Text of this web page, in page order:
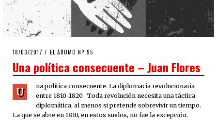
POSTED
18/03/2017 EL AROMO Nº 95
Una política consecuente – Juan Flores
U
na política consecuente. La diplomacia revolucionaria
entre 1810-1820 Toda revolución necesita una táctica
diplomática, al menos si pretende sobrevivir un tiempo.
La que se abre en 1810, en estos suelos, no fue la excepción.